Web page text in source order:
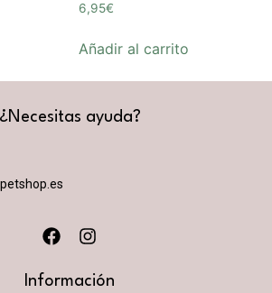
6,95€
Añadir al carrito
¿Necesitas ayuda?
Información